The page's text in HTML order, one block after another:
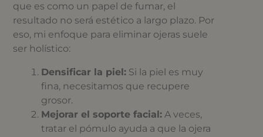
que es como un papel de fumar, el
resultado no será estético a largo plazo. Por
eso, mi enfoque para eliminar ojeras suele
ser holístico:
Densificar la piel: Si la piel es muy
fina, necesitamos que recupere
grosor.
Mejorar el soporte facial: A veces,
tratar el pómulo ayuda a que la ojera